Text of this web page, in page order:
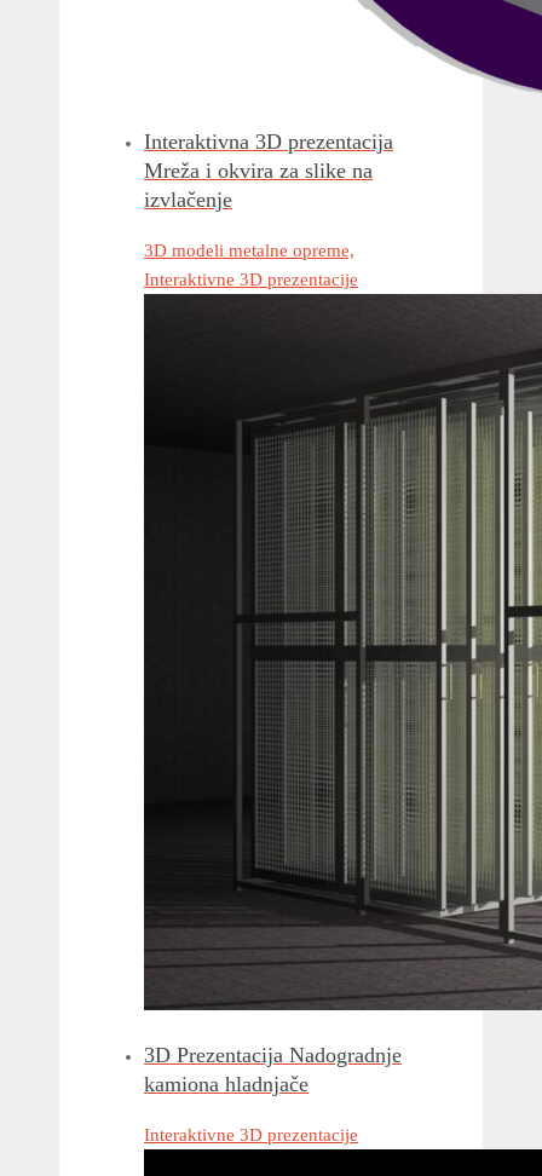
Interaktivna 3D prezentacija
Mreža i okvira za slike na
izvlačenje
3D modeli metalne opreme,
Interaktivne 3D prezentacije
3D Prezentacija Nadogradnje
kamiona hladnjače
Interaktivne 3D prezentacije